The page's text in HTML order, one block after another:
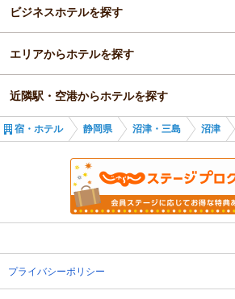
ビジネスホテルを探す
静岡県
沼津・三島
沼津
エリアからホテルを探す
静岡県
沼津・三島
沼津駅
近隣駅・空港からホテルを探す
沼津駅
三島広小路駅
宿・ホテル 静岡県 沼津・三島 沼津
プライバシーポリシー